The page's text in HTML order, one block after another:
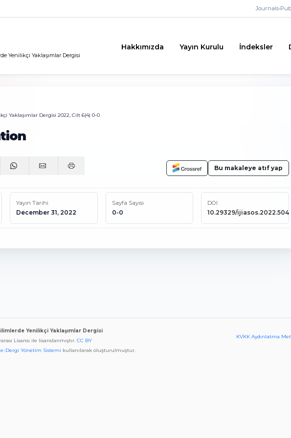
Journals•
Yenilikçi Yaklaşımlar Dergisi
Hakkımızda Yayın Kurulu İndeksler
Yaklaşımlar Dergisi 2022, Cilt 6(4) 0-0
Bu makaleye atıf yap
Yayın Tarihi
December 31, 2022
Sayfa Sayısı
0-0
DOI
10.29329/ijiasos.2022.504
Yenilikçi Yaklaşımlar Dergisi
Lisansı ile lisanslanmıştır. CC BY
Dergi Yönetim Sistemi kullanılarak oluşturulmuştur.
KVKK Aydınlatma